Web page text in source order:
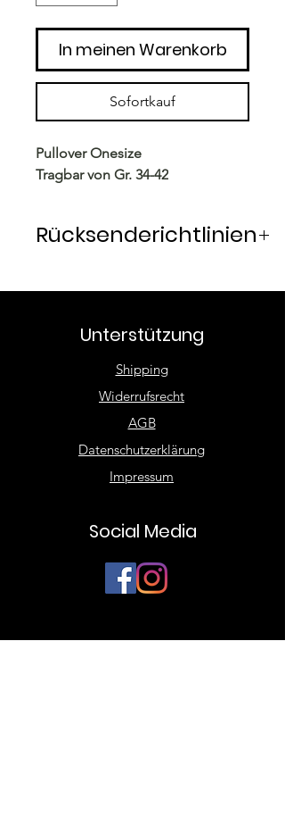
In meinen Warenkorb
Sofortkauf
Pullover Onesize
Tragbar von Gr. 34-42
Rücksenderichtlinien
Tagen möglich. Die Ware wird
zurückgesandt. Unbeschädigte
Eingang rückerstattet.
Unterstützung
Shipping
Widerrufsrecht
AGB
Datenschutzerklärung
Impressum
Social Media
BYStylez.